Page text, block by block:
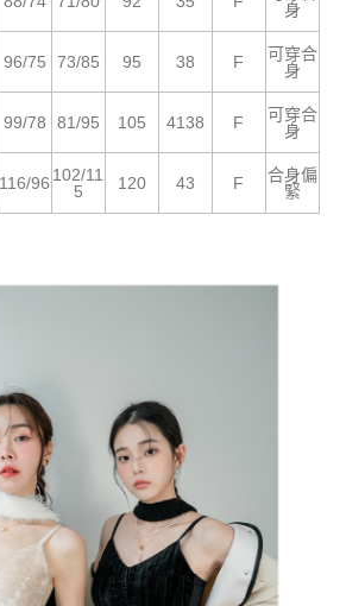
身
96/75 73/85 95 38 F
可穿合
身
99/78 81/95 105 4138 F
可穿合
身
116/96 102/11
5
120 43 F
合身偏
緊